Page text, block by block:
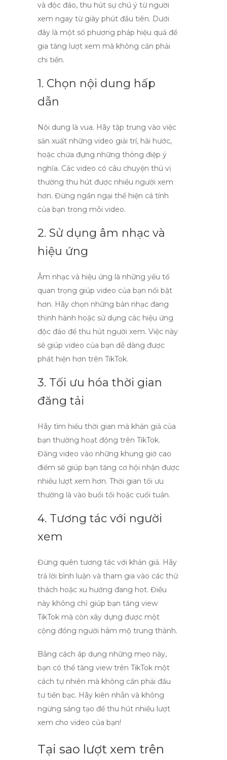
và độc đáo, thu hút sự chú ý từ người
xem ngay từ giây phút đầu tiên. Dưới
đây là một số phương pháp hiệu quả để
gia tăng lượt xem mà không cần phải
chi tiền.
1. Chọn nội dung hấp
dẫn
Nội dung là vua. Hãy tập trung vào việc
sản xuất những video giải trí, hài hước,
hoặc chứa đựng những thông điệp ý
nghĩa. Các video có câu chuyện thú vị
thường thu hút được nhiều người xem
hơn. Đừng ngần ngại thể hiện cá tính
của bạn trong mỗi video.
2. Sử dụng âm nhạc và
hiệu ứng
Âm nhạc và hiệu ứng là những yếu tố
quan trọng giúp video của bạn nổi bật
hơn. Hãy chọn những bản nhạc đang
thịnh hành hoặc sử dụng các hiệu ứng
độc đáo để thu hút người xem. Việc này
sẽ giúp video của bạn dễ dàng được
phát hiện hơn trên TikTok.
3. Tối ưu hóa thời gian
đăng tải
Hãy tìm hiểu thời gian mà khán giả của
bạn thường hoạt động trên TikTok.
Đăng video vào những khung giờ cao
điểm sẽ giúp bạn tăng cơ hội nhận được
nhiều lượt xem hơn. Thời gian tối ưu
thường là vào buổi tối hoặc cuối tuần.
4. Tương tác với người
xem
Đừng quên tương tác với khán giả. Hãy
trả lời bình luận và tham gia vào các thử
thách hoặc xu hướng đang hot. Điều
này không chỉ giúp bạn tăng view
TikTok mà còn xây dựng được một
cộng đồng người hâm mộ trung thành.
Bằng cách áp dụng những mẹo này,
bạn có thể tăng view trên TikTok một
cách tự nhiên mà không cần phải đầu
tư tiền bạc. Hãy kiên nhẫn và không
ngừng sáng tạo để thu hút nhiều lượt
xem cho video của bạn!
Tại sao lượt xem trên